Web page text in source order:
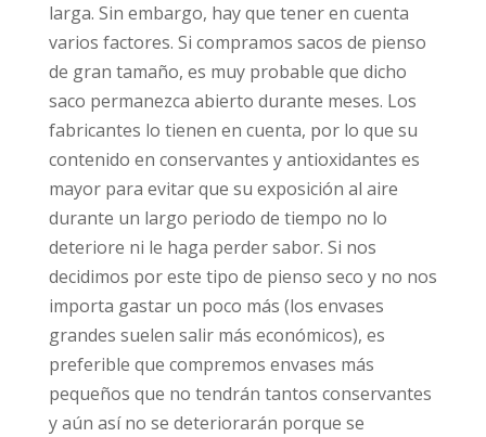
larga. Sin embargo, hay que tener en cuenta
varios factores. Si compramos sacos de pienso
de gran tamaño, es muy probable que dicho
saco permanezca abierto durante meses. Los
fabricantes lo tienen en cuenta, por lo que su
contenido en conservantes y antioxidantes es
mayor para evitar que su exposición al aire
durante un largo periodo de tiempo no lo
deteriore ni le haga perder sabor. Si nos
decidimos por este tipo de pienso seco y no nos
importa gastar un poco más (los envases
grandes suelen salir más económicos), es
preferible que compremos envases más
pequeños que no tendrán tantos conservantes
y aún así no se deteriorarán porque se